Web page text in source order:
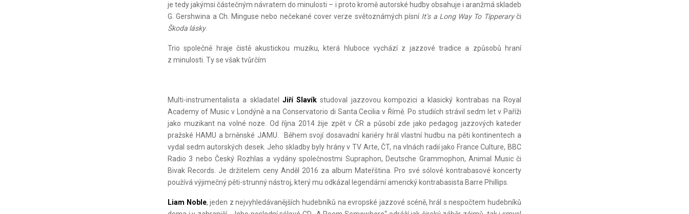
je tedy jakýmsi částečným návratem do minulosti – i proto kromě autorské hudby obsahuje i aranžmá skladeb
G. Gershwina a Ch. Minguse nebo nečekané cover verze světoznámých písní It’s a Long Way To Tipperaryči
Škoda lásky.
Trio společně hraje čistě akustickou muziku, která hluboce vychází z jazzové tradice a způsobů hraní
z minulosti. Ty se však tvůrčím
Multi-instrumentalista a skladatel Jiří Slavík studoval jazzovou kompozici a klasický kontrabas na Royal
Academy of Music v Londýně a na Conservatorio di Santa Cecilia v Římě. Po studiích strávil sedm let v Paříži
jako muzikant na volné noze. Od října 2014 žije zpět v ČR a působí zde jako pedagog jazzových kateder
pražské HAMU a brněnské JAMU. Během svojí dosavadní kariéry hrál vlastní hudbu na pěti kontinentech a
vydal sedm autorských desek. Jeho skladby byly hrány v TV Arte, ČT, na vlnách radií jako France Culture, BBC
Radio 3 nebo Český Rozhlas a vydány společnostmi Supraphon, Deutsche Grammophon, Animal Music či
Bivak Records. Je držitelem ceny Anděl 2016 za album Mateřština. Pro své sólové kontrabasové koncerty
používá výjimečný pěti-strunný nástroj, který mu odkázal legendární americký kontrabasista Barre Phillips.
Liam Noble, jeden z nejvyhledávanějších hudebníků na evropské jazzové scéně, hrál s nespočtem hudebníků